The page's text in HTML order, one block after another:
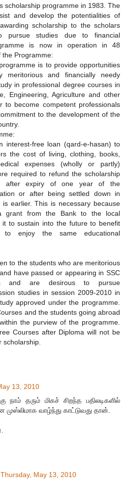
scholarship programme in 1983. The
and develop the potentialities of
scholarship to the scholars
pursue studies due to financial
is now in operation in 48
the Programme:
is to provide opportunities
meritorious and financially needy
in professional degree courses in
Engineering, Agriculture and other
to become competent professionals
to the development of the
interest-free loan (qard-e-hasan) to
the cost of living, clothing, books,
expenses (wholly or partly)
required to refund the scholarship
after expiry of one year of the
or after being settled down in
is earlier. This is necessary because
grant from the Bank to the local
it to sustain into the future to benefit
to enjoy the same educational
to the students who are meritorious
have passed or appearing in SSC
and are desirous to pursue
studies in session 2009-2010 in
approved under the programme.
and the students going abroad
the purview of the programme.
Courses after Diploma will not be
scholarship.
13, 2010
நாம் தரும் மிகச் சிறந்த பதிலடிகளில்
முஸ்லிமாக வாழ்ந்து காட்டுவது தான்.
Thursday, May 13, 2010